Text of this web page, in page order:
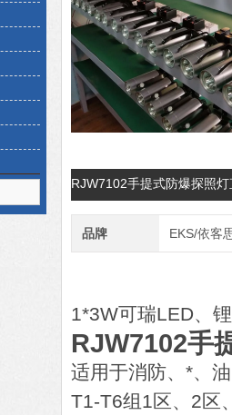
RJW7102手提式防爆探照
品牌 EKS/依客
1*3W可瑞LED、
RJW7102手
适用于消防、*、
T1-T6组1区、2区